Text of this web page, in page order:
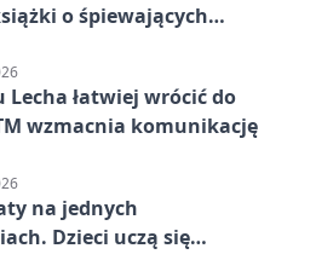
o śpiewających
Lecha łatwiej wrócić do
wzmacnia komunikację
na jednych
Dzieci uczą się